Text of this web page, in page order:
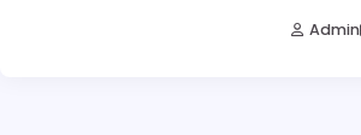
Admin